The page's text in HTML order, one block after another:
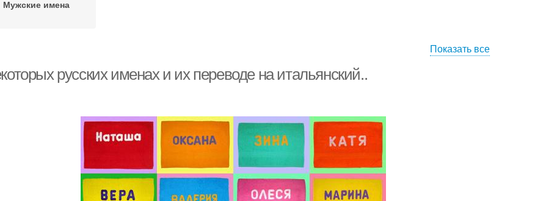
Мужские имена
Показать все
русских именах и их переводе на итальянский..